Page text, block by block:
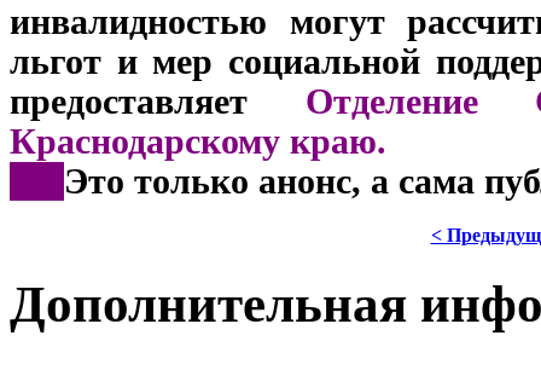
инвалидностью могут
льгот и мер социальной
предоставляет
Краснодарскому краю.
Это только анонс, а сама
<
Дополнительная